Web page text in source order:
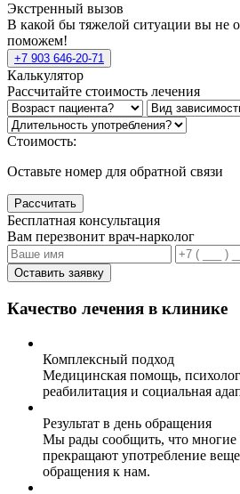
Экстренный вызов
В какой бы тяжелой ситуации вы не
поможем!
+7 903 646-20-71
Калькулятор
Рассчитайте стоимость лечения
Стоимость:
Оставьте номер для обратной связи
Рассчитать
Бесплатная консультация
Вам перезвонит врач-нарколог
Оставить заявку
Качество лечения в клинике
Комплексный подход
Медицинская помощь,
реабилитация и социальная
Результат в день обращения
Мы рады сообщить, что многие
прекращают употребление
обращения к нам.